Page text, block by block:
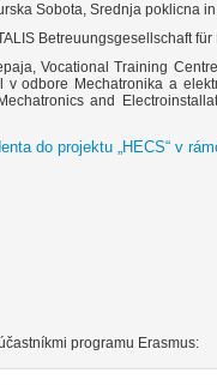
Sobota, Srednja poklicna
Betreuungsgesellschaft
Vocational Training
v odbore Mechatronika a
and
do projektu „HECS“ v
účastníkmi programu